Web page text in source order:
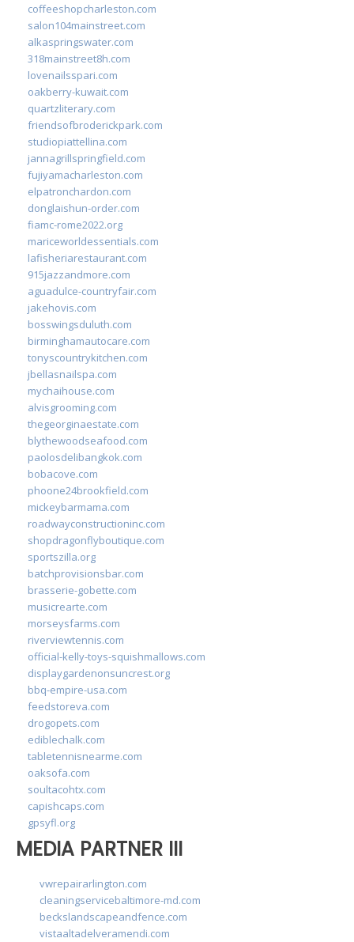
coffeeshopcharleston.com
salon104mainstreet.com
alkaspringswater.com
318mainstreet8h.com
lovenailsspari.com
oakberry-kuwait.com
quartzliterary.com
friendsofbroderickpark.com
studiopiattellina.com
jannagrillspringfield.com
fujiyamacharleston.com
elpatronchardon.com
donglaishun-order.com
fiamc-rome2022.org
mariceworldessentials.com
lafisheriarestaurant.com
915jazzandmore.com
aguadulce-countryfair.com
jakehovis.com
bosswingsduluth.com
birminghamautocare.com
tonyscountrykitchen.com
jbellasnailspa.com
mychaihouse.com
alvisgrooming.com
thegeorginaestate.com
blythewoodseafood.com
paolosdelibangkok.com
bobacove.com
phoone24brookfield.com
mickeybarmama.com
roadwayconstructioninc.com
shopdragonflyboutique.com
sportszilla.org
batchprovisionsbar.com
brasserie-gobette.com
musicrearte.com
morseysfarms.com
riverviewtennis.com
official-kelly-toys-squishmallows.com
displaygardenonsuncrest.org
bbq-empire-usa.com
feedstoreva.com
drogopets.com
ediblechalk.com
tabletennisnearme.com
oaksofa.com
soultacohtx.com
capishcaps.com
gpsyfl.org
MEDIA PARTNER III
vwrepairarlington.com
cleaningservicebaltimore-md.com
beckslandscapeandfence.com
vistaaltadelveramendi.com